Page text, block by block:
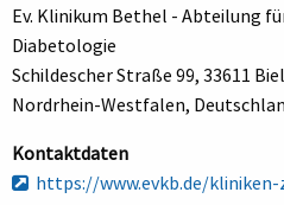
Ev. Klinikum Bethel - Abteilung
Diabetologie
Schildescher Straße 99, 33611
Nordrhein-Westfalen,
Kontaktdaten
https://www.evkb.de/